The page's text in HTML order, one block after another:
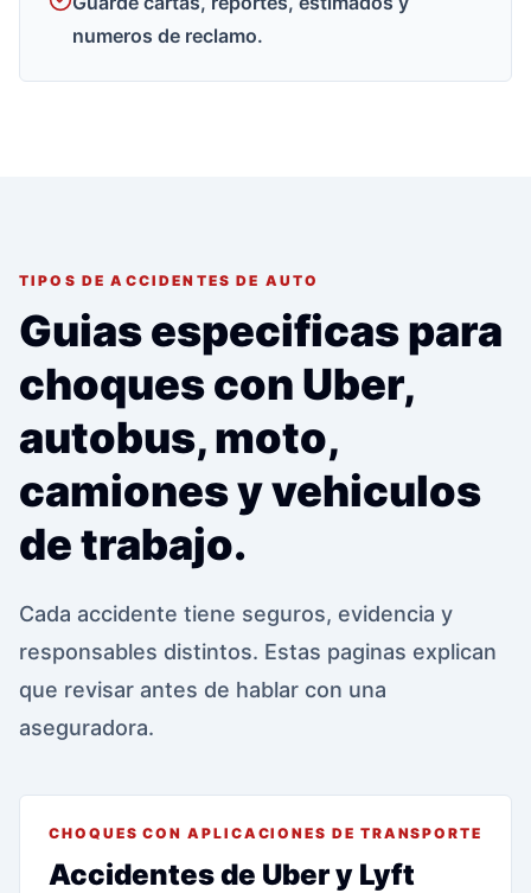
numeros de reclamo.
TIPOS DE ACCIDENTES DE AUTO
Guias especificas para
choques con Uber,
autobus, moto,
camiones y vehiculos
de trabajo.
Cada accidente tiene seguros, evidencia y
responsables distintos. Estas paginas explican
que revisar antes de hablar con una
aseguradora.
CHOQUES CON APLICACIONES DE TRANSPORTE
Accidentes de Uber y Lyft